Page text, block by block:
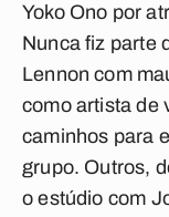
Yoko Ono por
Nunca fiz parte
Lennon com
como artista de
caminhos para
grupo. Outros,
o estúdio com